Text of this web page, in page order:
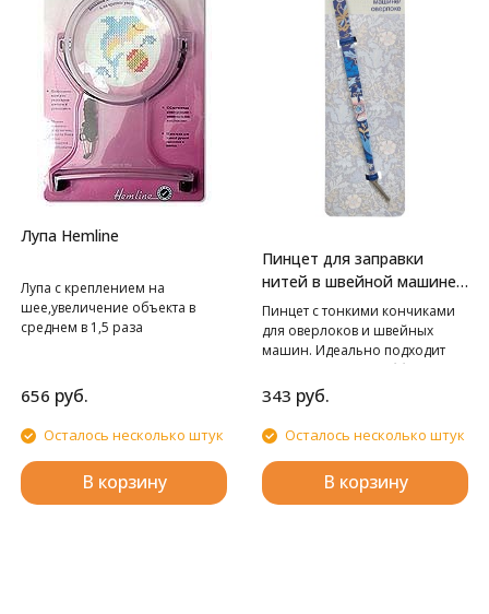
Лупа Hemline
Лупа с креплением на
шее,увеличение объекта в
среднем в 1,5 раза
656 руб.
Осталось несколько штук
В корзину
Пинцет для заправки
нитей в швейной машине/
оверлоке
Пинцет с тонкими кончиками
для оверлоков и швейных
машин. Идеально подходит
для рукоделия и хобби.
343 руб.
Осталось несколько штук
В корзину